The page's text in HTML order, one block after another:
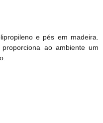
e pés em madeira.
ao ambiente um